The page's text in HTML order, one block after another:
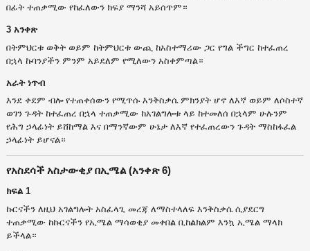
በፊት ተጠቃሚው የከፈለውን ክፍያ ማንሻ አይሰጥም።
3 አንቀጽ
በትምህርቱ ወቅት ወይም ከትምህርቱ ውጪ ከአስተማሪው ጋር የግል ችግር ከተፈጠረ
በኋላ ኩባንያችን ምንም አይደለም የሚለውን አስቀምጣል።
አራት ነጥብ
እንደ ቀደም ብሎ የተጠቀሰውን የሚጥሱ እንቅስቃሴ ምክንያት ሆኖ ለእኛ ወይም ለሶስተኛ
ወገን ጉዳት ከተፈጠረ በኋላ ተጠቃሚው ከአገልግሎቱ ላይ ከተመለሰ በኋላም ሁሉንም
የሕግ ኃላፊነት ይሸከማል እና በማንኛውም ሁኔታ ለእኛ የተፈጠረውን ጉዳት ማስከፋፈል
ኃላፊነት ይሆናል።
የአስደሳች አስታውቂያ በኢሜል (አንቀጽ 6)
ክፍል 1
ኩርናችን ለዚህ አገልግሎት አስፈላጊ መረጃ ለማስተላለፍ እንቅስቃሴ ሲያደርግ
ተጠቃሚው ከኩርናችን የኢሜል ማሳወቂያ መቀበል ቢከልክልም እንኳ ኢሜል ማላክ
ይችላል።